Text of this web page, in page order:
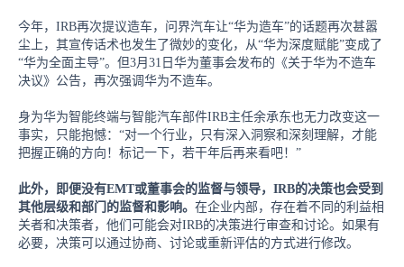
今年， IRB再次提议造车，问界汽车让“华为造车”的话题再次甚嚣
尘上 ，其宣传话术也发生了微妙的变化，从“华为深度赋能”变成了
“华为全面主导”。但3月31日华为董事会发布的 《关于华为不造车
决议》公告，再次强调华为不造车。
身为华为智能终端与智能汽车部件IRB主任余承东也无力改变这一
事实，只能抱憾：“对一个行业，只有深入洞察和深刻理解，才能
把握正确的方向！标记一下，若干年后再来看吧！”
此外，即便没有EMT或董事会的监督与领导，IRB的决策也会受到
其他层级和部门的监督和影响。 在企业内部，存在着不同的利益相
关者和决策者，他们可能会对IRB的决策进行审查和讨论。如果有
必要，决策可以通过协商、讨论或重新评估的方式进行修改。